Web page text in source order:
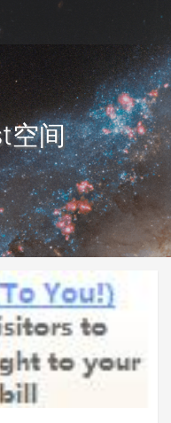
空间